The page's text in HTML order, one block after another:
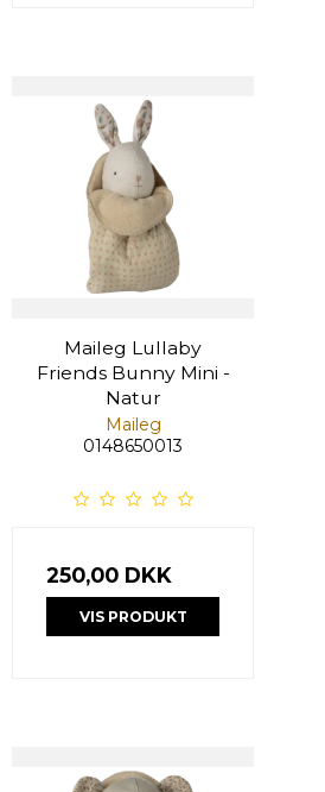
Maileg Lullaby
Friends Bunny Mini -
Natur
Maileg
0148650013
250,00 DKK
VIS PRODUKT